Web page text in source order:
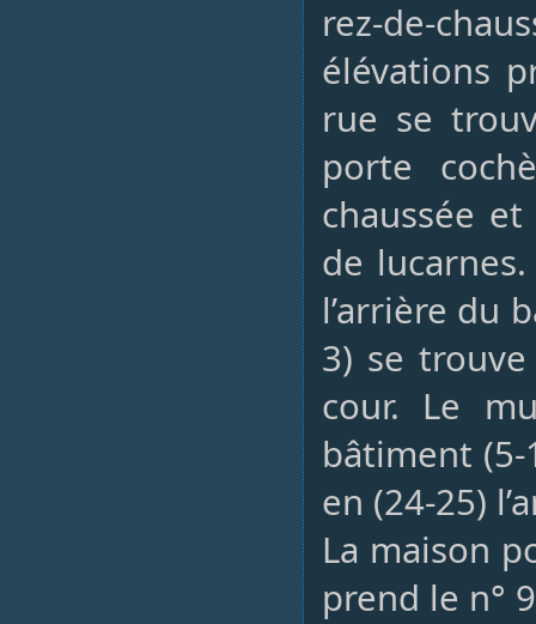
rez-de-
élévations
rue se
porte
chaussée
de
l’arrière du
3) se
cour. Le
bâtiment
en (24-25)
La maison
prend le n°